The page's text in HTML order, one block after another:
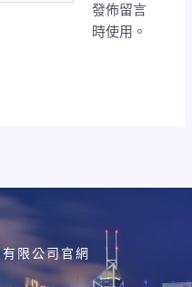
發佈留言
時使用。
限公司官網